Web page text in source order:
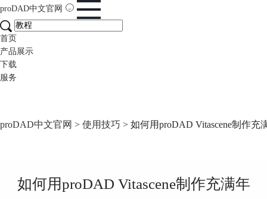
proDAD中文官网
首页
产品展示
下载
服务
proDAD中文官网 > 使用技巧 > 如何用proDAD Vitascene制作充
如何用proDAD Vitascene制作充满年